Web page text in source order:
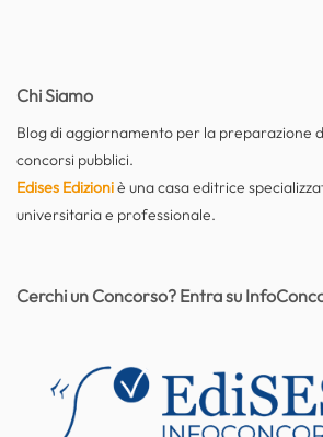
Chi Siamo
Blog di aggiornamento per la preparazione
concorsi pubblici.
Edises Edizioniè una casa editrice
universitaria e professionale.
Cerchi un Concorso? Entra su